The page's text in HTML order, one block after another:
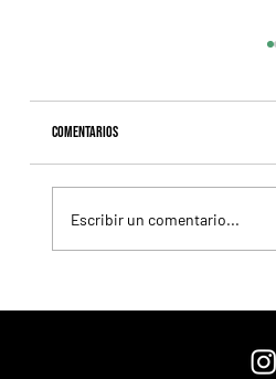
Comentarios
Escribir un comentario...